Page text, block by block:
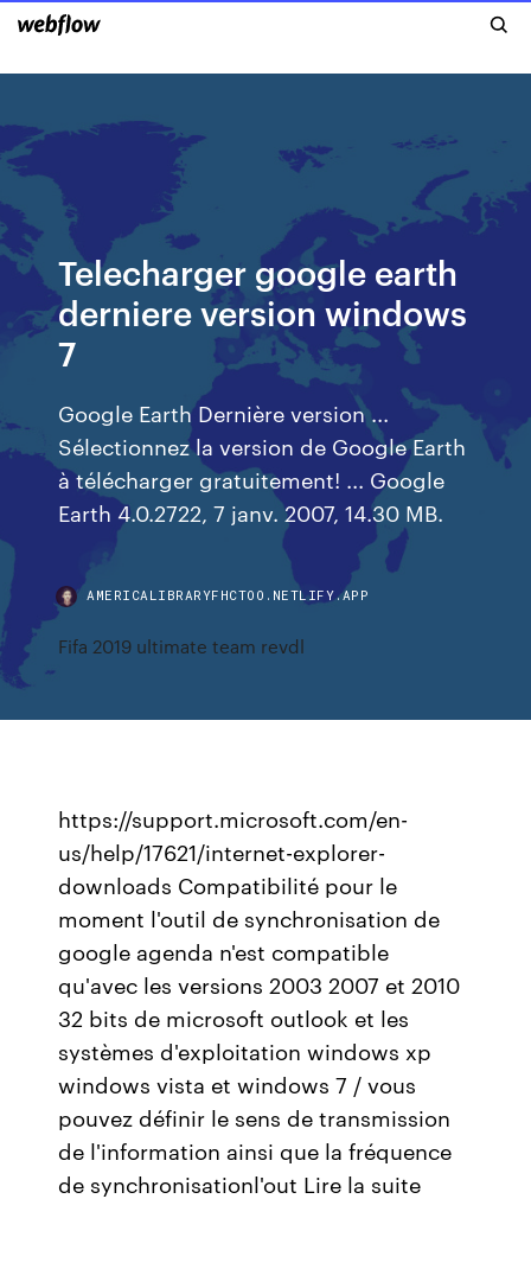
Telecharger google earth
derniere version windows
7
Google Earth Dernière version ...
Sélectionnez la version de Google Earth
à télécharger gratuitement! ... Google
Earth 4.0.2722, 7 janv. 2007, 14.30 MB.
AMERICALIBRARYFHCTOO.NETLIFY.APP
Fifa 2019 ultimate team revdl
https://support.microsoft.com/en-
us/help/17621/internet-explorer-
downloads Compatibilité pour le
moment l'outil de synchronisation de
google agenda n'est compatible
qu'avec les versions 2003 2007 et 2010
32 bits de microsoft outlook et les
systèmes d'exploitation windows xp
windows vista et windows 7 / vous
pouvez définir le sens de transmission
de l'information ainsi que la fréquence
de synchronisationl'out Lire la suite